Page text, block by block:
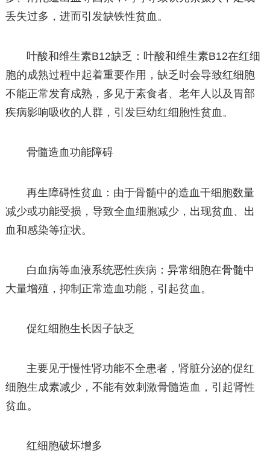
丢失过多，进而引发缺铁性贫血。
叶酸和维生素B12缺乏：叶酸和维生素B12在红细
胞的成熟过程中起着重要作用，缺乏时会导致红细胞
不能正常发育成熟，多见于素食者、老年人以及胃部
疾病影响吸收的人群，引发巨幼红细胞性贫血。
骨髓造血功能障碍
再生障碍性贫血：由于骨髓中的造血干细胞数量
减少或功能受损，导致全血细胞减少，出现贫血、出
血和感染等症状。
白血病等血液系统恶性疾病：异常细胞在骨髓中
大量增殖，抑制正常造血功能，引起贫血。
促红细胞生长因子缺乏
主要见于慢性肾功能不全患者，肾脏分泌的促红
细胞生成素减少，不能有效刺激骨髓造血，引起肾性
贫血。
红细胞破坏增多